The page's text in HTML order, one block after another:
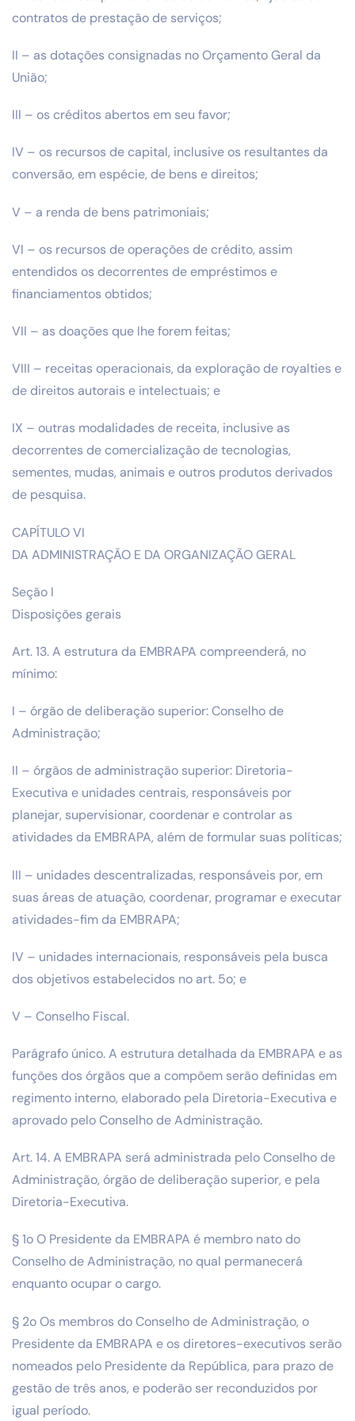
contratos de prestação de serviços;
II – as dotações consignadas no Orçamento Geral da
União;
III – os créditos abertos em seu favor;
IV – os recursos de capital, inclusive os resultantes da
conversão, em espécie, de bens e direitos;
V – a renda de bens patrimoniais;
VI – os recursos de operações de crédito, assim
entendidos os decorrentes de empréstimos e
financiamentos obtidos;
VII – as doações que lhe forem feitas;
VIII – receitas operacionais, da exploração de royalties e
de direitos autorais e intelectuais; e
IX – outras modalidades de receita, inclusive as
decorrentes de comercialização de tecnologias,
sementes, mudas, animais e outros produtos derivados
de pesquisa.
CAPÍTULO VI
DA ADMINISTRAÇÃO E DA ORGANIZAÇÃO GERAL
Seção I
Disposições gerais
Art. 13. A estrutura da EMBRAPA compreenderá, no
mínimo:
I – órgão de deliberação superior: Conselho de
Administração;
II – órgãos de administração superior: Diretoria-
Executiva e unidades centrais, responsáveis por
planejar, supervisionar, coordenar e controlar as
atividades da EMBRAPA, além de formular suas políticas;
III – unidades descentralizadas, responsáveis por, em
suas áreas de atuação, coordenar, programar e executar
atividades-fim da EMBRAPA;
IV – unidades internacionais, responsáveis pela busca
dos objetivos estabelecidos no art. 5o; e
V – Conselho Fiscal.
Parágrafo único. A estrutura detalhada da EMBRAPA e as
funções dos órgãos que a compõem serão definidas em
regimento interno, elaborado pela Diretoria-Executiva e
aprovado pelo Conselho de Administração.
Art. 14. A EMBRAPA será administrada pelo Conselho de
Administração, órgão de deliberação superior, e pela
Diretoria-Executiva.
§ 1o O Presidente da EMBRAPA é membro nato do
Conselho de Administração, no qual permanecerá
enquanto ocupar o cargo.
§ 2o Os membros do Conselho de Administração, o
Presidente da EMBRAPA e os diretores-executivos serão
nomeados pelo Presidente da República, para prazo de
gestão de três anos, e poderão ser reconduzidos por
igual período.